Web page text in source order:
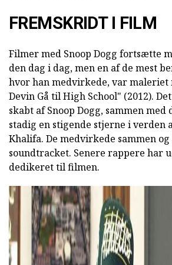
FREMSKRIDT I FILM
Filmer med Snoop Dogg fortsætte
den dag i dag, men en af de mest
hvor han medvirkede, var maleriet
Devin Gå til High School" (2012).
skabt af Snoop Dogg, sammen med
stadig en stigende stjerne i verden
Khalifa. De medvirkede sammen
soundtracket. Senere rappere har
dedikeret til filmen.